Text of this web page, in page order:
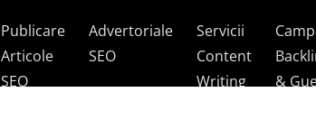
Publicare
Articole
SEO
Advertoriale
SEO
Servicii
Content
Writing
&